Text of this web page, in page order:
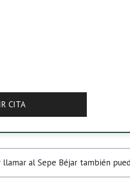
CITA
al Sepe Béjar también